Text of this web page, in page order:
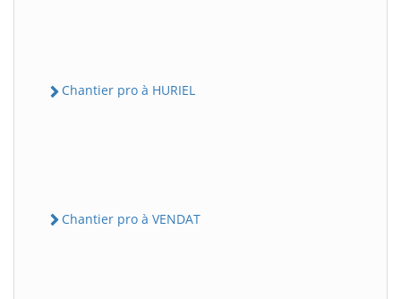
Chantier pro à HURIEL
Chantier pro à VENDAT